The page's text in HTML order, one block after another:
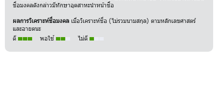
ชื่อมงคลดังกล่าวมีทักษาอุตสาหะนำหน้าชื่อ
ผลการวิเคราะห์ชื่อมงคล เมื่อวิเคราะห์ชื่อ (ไม่รวมนามสกุล) ตามหลักเลขศาสตร์
และอายตนะ
ดี
พอใช้ ไม่ดี